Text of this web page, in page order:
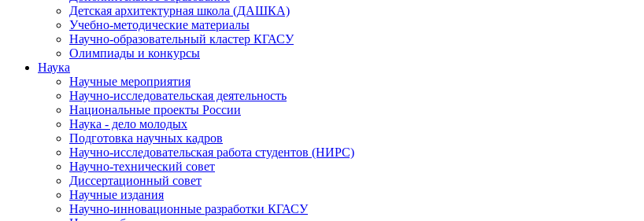
Детская архитектурная школа (ДАШКА)
Учебно-методические материалы
Научно-образовательный кластер КГАСУ
Олимпиады и конкурсы
Наука
Научные мероприятия
Научно-исследовательская деятельность
Национальные проекты России
Наука - дело молодых
Подготовка научных кадров
Научно-исследовательская работа студентов (НИРС)
Научно-технический совет
Диссертационный совет
Научные издания
Научно-инновационные разработки КГАСУ